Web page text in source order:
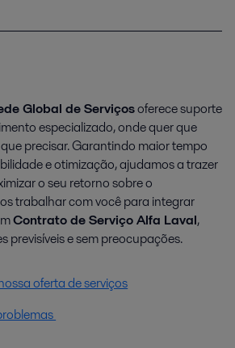
Global de Serviçosoferece suporte
especializado, onde quer que
precisar. Garantindo maior tempo
e otimização, ajudamos a trazer
o seu retorno sobre o
trabalhar com você para integrar
Contrato de Serviço Alfa Laval,
previsíveis e sem preocupações.
oferta de serviços